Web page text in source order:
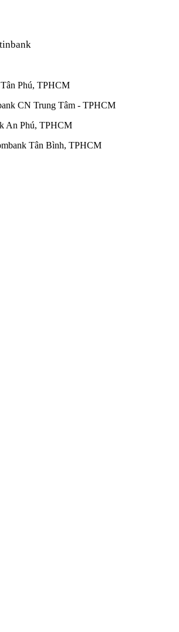
Phú, TPHCM
CN Trung Tâm - TPHCM
An Phú, TPHCM
Tân Bình, TPHCM